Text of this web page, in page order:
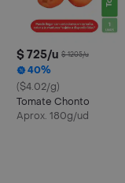
$ 725/u $ 1205/u
40%
($4.02/g)
Tomate Chonto
Aprox. 180g/ud